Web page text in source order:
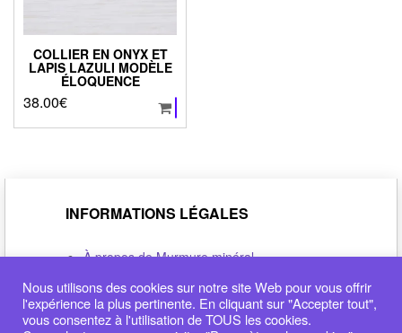
COLLIER EN ONYX ET
LAPIS LAZULI MODÈLE
ÉLOQUENCE
38.00€
INFORMATIONS LÉGALES
À propos de Murmure minéral
Conditions générales de vente
Déclaration de cookie
Me contacter
Nous utilisons des cookies sur notre site Web pour vous offrir
l'expérience la plus pertinente. En cliquant sur "Accepter tout",
vous consentez à l'utilisation de TOUS les cookies.